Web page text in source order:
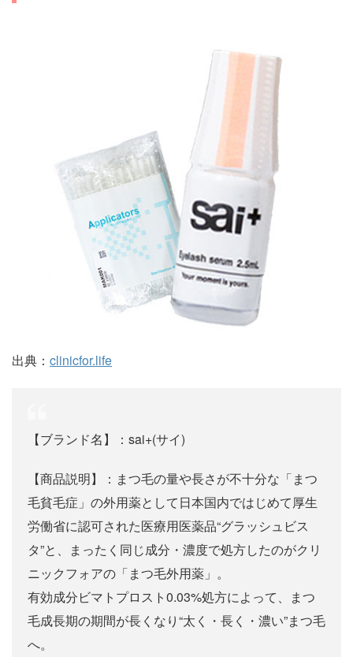
出典： clinicfor.life
【ブランド名】：sai+(サイ)
【商品説明】：まつ毛の量や長さが不十分な「まつ
毛貧毛症」の外用薬として日本国内ではじめて厚生
労働省に認可された医療用医薬品“グラッシュビス
タ”と、まったく同じ成分・濃度で処方したのがクリ
ニックフォアの「まつ毛外用薬」。
有効成分ビマトプロスト0.03%処方によって、まつ
毛成長期の期間が長くなり“太く・長く・濃い”まつ毛
へ。